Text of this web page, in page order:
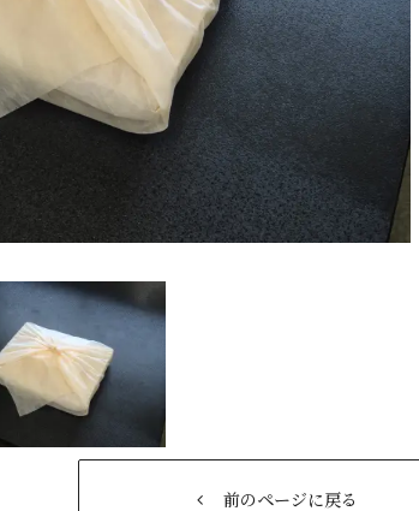
前のページに戻る